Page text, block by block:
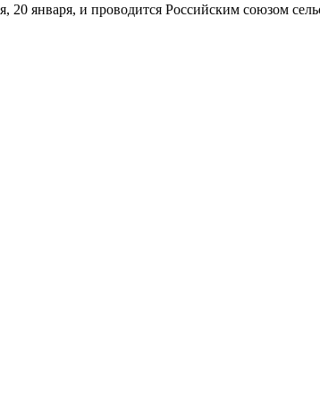
20 января, и проводится Российским союзом